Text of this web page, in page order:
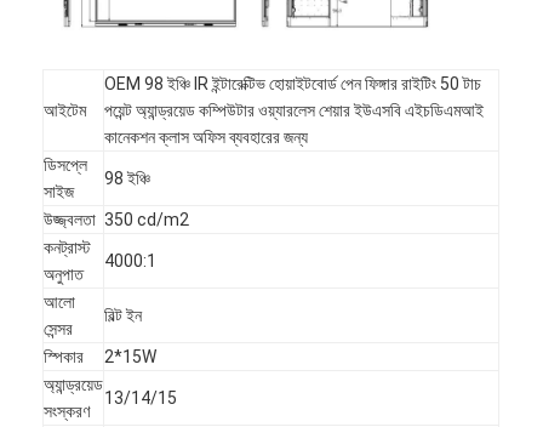
VR প্রদর্শন
আমাদের সম্পর্কে
কারখানা ভ্রমণ
মান নিয়ন্ত্রণ
আমাদের সাথে যোগাযোগ করুন
Blog
আইটেম
OEM 98 ইঞ্চি IR ইন্টারেক্টিভ হোয়াইটবোর্ড পেন ফিঙ্গার রাইটিং 50 টাচ
পয়েন্ট অ্যান্ড্রয়েড কম্পিউটার ওয়্যারলেস শেয়ার ইউএসবি এইচডিএমআই
কানেকশন ক্লাস অফিস ব্যবহারের জন্য
ডিসপ্লে
সাইজ
98 ইঞ্চি
উজ্জ্বলতা 350 cd/m2
কনট্রাস্ট
অনুপাত
4000:1
আলো
সেন্সর
বিল্ট ইন
স্পিকার
2*15W
অ্যান্ড্রয়েড
সংস্করণ
13/14/15